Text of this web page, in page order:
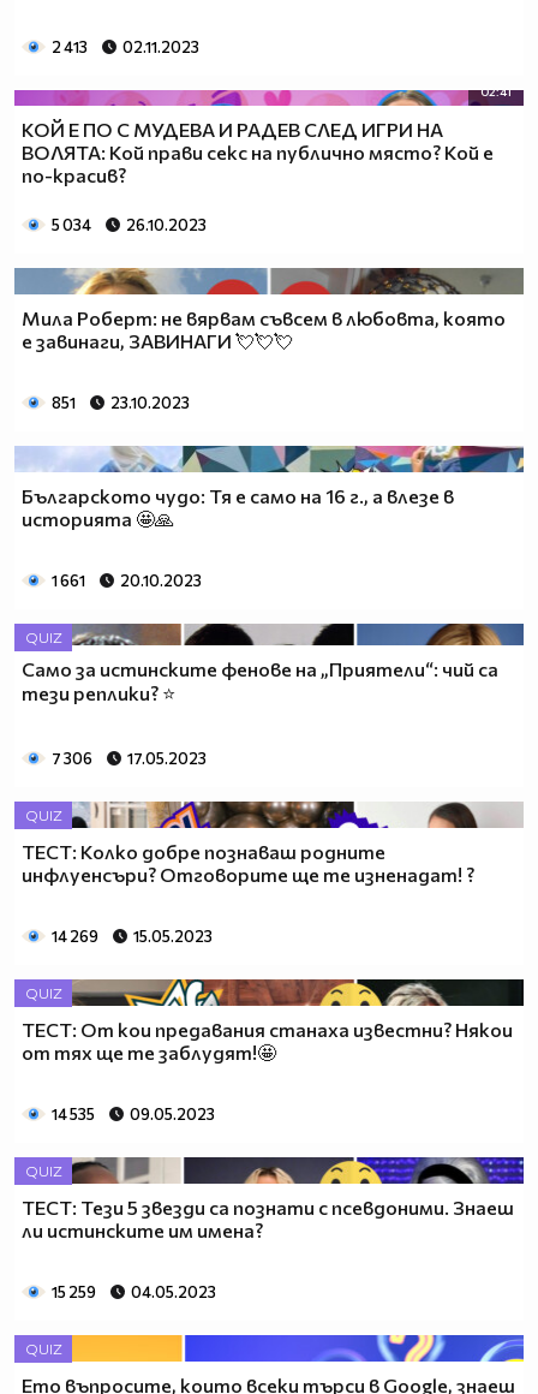
2 413 02.11.2023
02:41
КОЙ Е ПО С МУДЕВА И РАДЕВ СЛЕД ИГРИ НА
ВОЛЯТА: Кой прави секс на публично място? Кой е
по-красив?
5 034 26.10.2023
Мила Роберт: не вярвам съвсем в любовта, която
е завинаги, ЗАВИНАГИ 💘💘💘
851 23.10.2023
Българското чудо: Тя е само на 16 г., а влезе в
историята 🤩🙏
1 661 20.10.2023
QUIZ
Само за истинските фенове на „Приятели“: чий са
тези реплики? ⭐
7 306 17.05.2023
QUIZ
ТЕСТ: Колко добре познаваш родните
инфлуенсъри? Отговорите ще те изненадат! ?
14 269 15.05.2023
QUIZ
ТЕСТ: От кои предавания станаха известни? Някои
от тях ще те заблудят!🤩
14 535 09.05.2023
QUIZ
ТЕСТ: Тези 5 звезди са познати с псевдоними. Знаеш
ли истинските им имена?
15 259 04.05.2023
QUIZ
Ето въпросите, които всеки търси в Google, знаеш